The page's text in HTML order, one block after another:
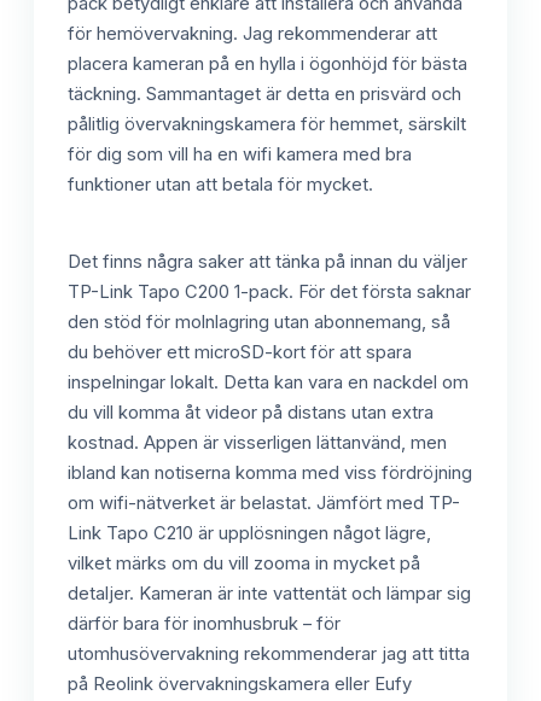
för hemövervakning. Jag rekommenderar att
placera kameran på en hylla i ögonhöjd för bästa
täckning. Sammantaget är detta en prisvärd och
pålitlig övervakningskamera för hemmet, särskilt
för dig som vill ha en wifi kamera med bra
funktioner utan att betala för mycket.
Det finns några saker att tänka på innan du väljer
TP-Link Tapo C200 1-pack. För det första saknar
den stöd för molnlagring utan abonnemang, så
du behöver ett microSD-kort för att spara
inspelningar lokalt. Detta kan vara en nackdel om
du vill komma åt videor på distans utan extra
kostnad. Appen är visserligen lättanvänd, men
ibland kan notiserna komma med viss fördröjning
om wifi-nätverket är belastat. Jämfört med TP-
Link Tapo C210 är upplösningen något lägre,
vilket märks om du vill zooma in mycket på
detaljer. Kameran är inte vattentät och lämpar sig
därför bara för inomhusbruk – för
utomhusövervakning rekommenderar jag att titta
på Reolink övervakningskamera eller Eufy